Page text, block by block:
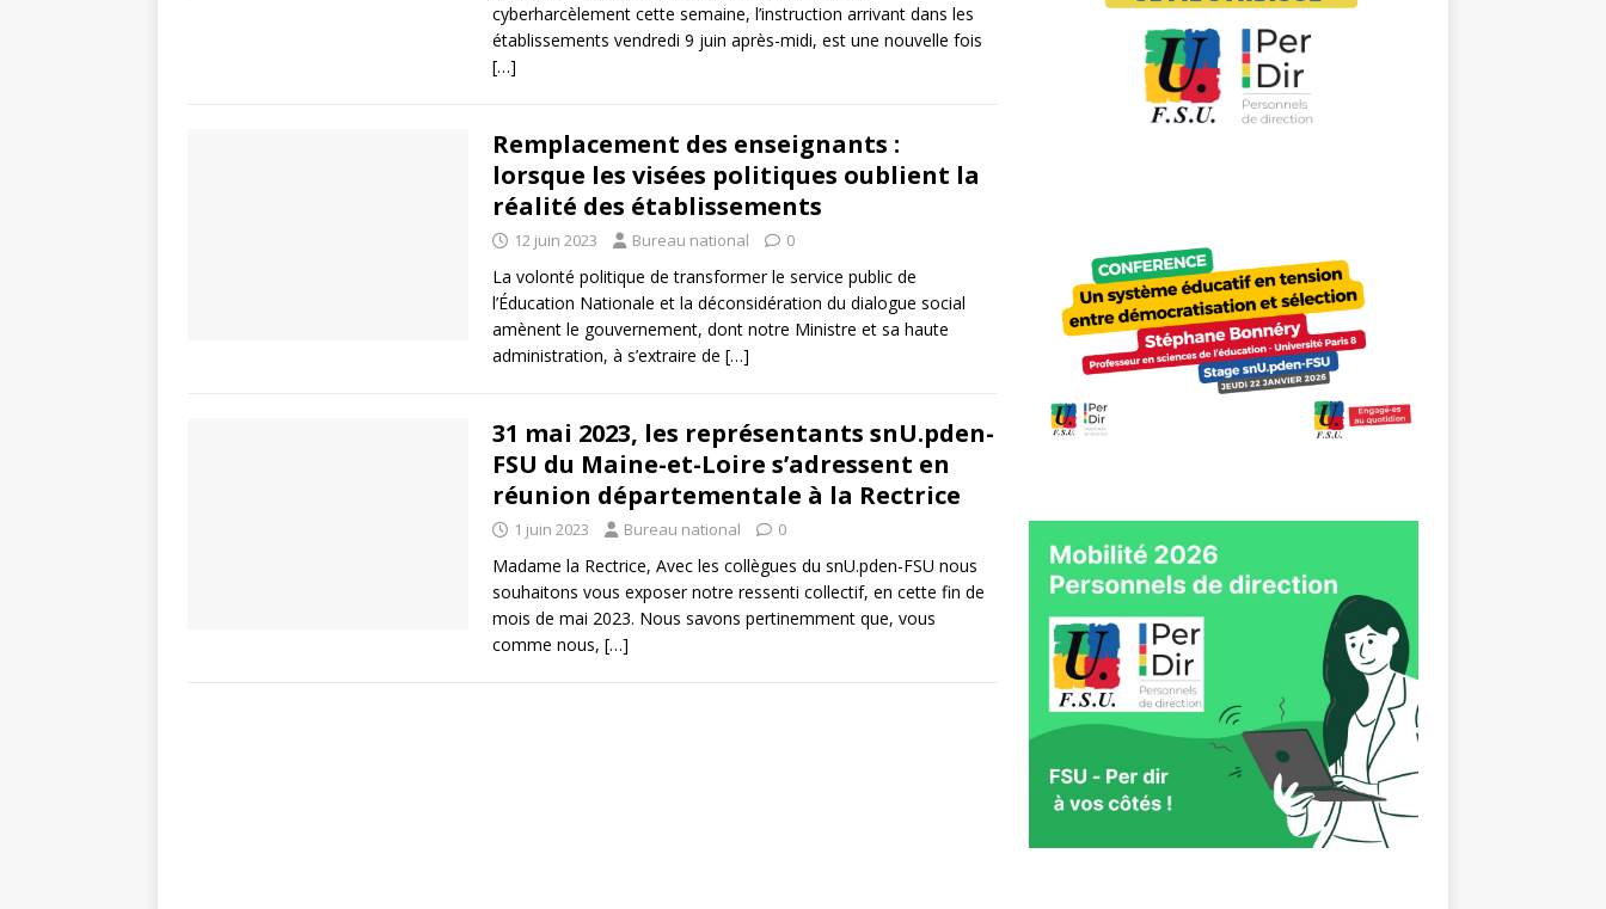
cyberharcèlement cette semaine, l’instruction arrivant dans les
établissements vendredi 9 juin après-midi, est une nouvelle fois
[…]
Remplacement des enseignants :
lorsque les visées politiques oublient la
réalité des établissements
12 juin 2023 Bureau national 0
La volonté politique de transformer le service public de
l’Éducation Nationale et la déconsidération du dialogue social
amènent le gouvernement, dont notre Ministre et sa haute
administration, à s’extraire de […]
31 mai 2023, les représentants snU.pden-
FSU du Maine-et-Loire s’adressent en
réunion départementale à la Rectrice
1 juin 2023 Bureau national 0
Madame la Rectrice, Avec les collègues du snU.pden-FSU nous
souhaitons vous exposer notre ressenti collectif, en cette fin de
mois de mai 2023. Nous savons pertinemment que, vous
comme nous, […]